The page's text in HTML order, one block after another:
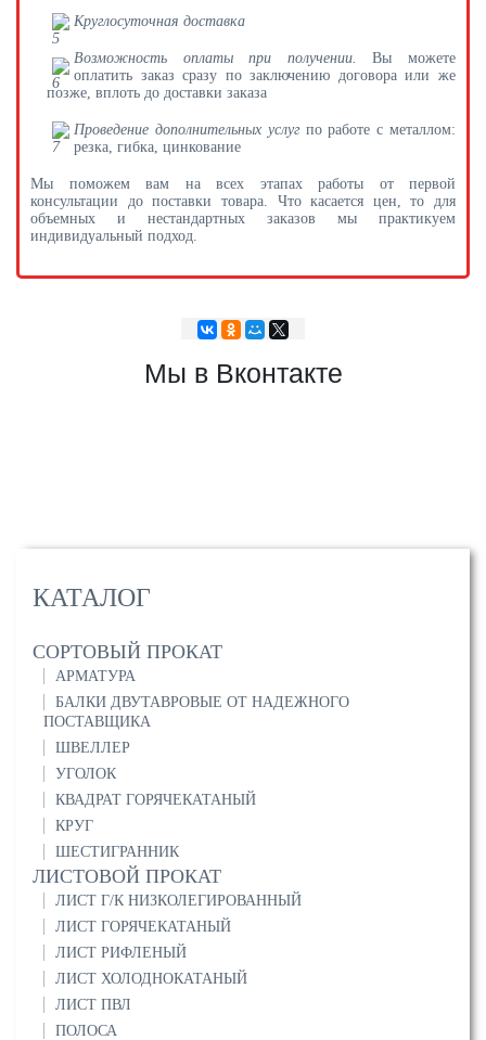
КАТАЛОГ
СОРТОВЫЙ ПРОКАТ
АРМАТУРА
БАЛКИ ДВУТАВРОВЫЕ ОТ НАДЕЖНОГО
ПОСТАВЩИКА
ШВЕЛЛЕР
УГОЛОК
КВАДРАТ ГОРЯЧЕКАТАНЫЙ
КРУГ
ШЕСТИГРАННИК
ЛИСТОВОЙ ПРОКАТ
ЛИСТ Г/К НИЗКОЛЕГИРОВАННЫЙ
ЛИСТ ГОРЯЧЕКАТАНЫЙ
ЛИСТ РИФЛЕНЫЙ
ЛИСТ ХОЛОДНОКАТАНЫЙ
ЛИСТ ПВЛ
ПОЛОСА
Круглосуточная доставка
Возможность оплаты при получении.
Вы можете
оплатить заказ сразу по заключению договора или же
позже, вплоть до доставки заказа
Проведение дополнительных услугпо работе с металлом:
резка, гибка, цинкование
Мы поможем вам на всех этапах работы от первой
консультации до поставки товара. Что касается цен, то для
объемных и нестандартных заказов мы практикуем
индивидуальный подход.
Мы в Вконтакте